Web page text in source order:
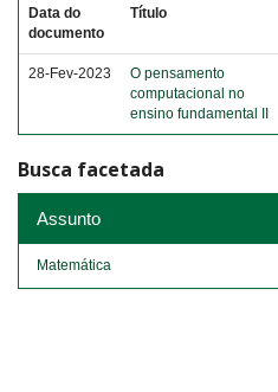
Data do
documento
Título
28-Fev-2023
O pensamento
computacional no
ensino fundamental II
Busca facetada
Assunto
Matemática